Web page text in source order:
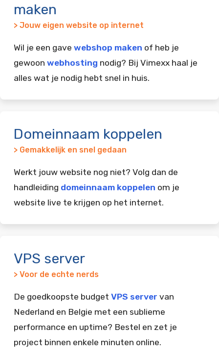
maken
> Jouw eigen website op internet
Wil je een gave webshop maken of heb je
gewoon webhosting nodig? Bij Vimexx haal je
alles wat je nodig hebt snel in huis.
Domeinnaam koppelen
> Gemakkelijk en snel gedaan
Werkt jouw website nog niet? Volg dan de
handleiding domeinnaam koppelen om je
website live te krijgen op het internet.
VPS server
> Voor de echte nerds
De goedkoopste budget VPS server van
Nederland en Belgie met een sublieme
performance en uptime? Bestel en zet je
project binnen enkele minuten online.